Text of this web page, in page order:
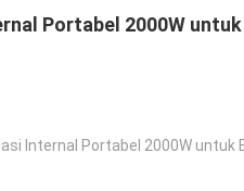
Portabel 2000W untuk